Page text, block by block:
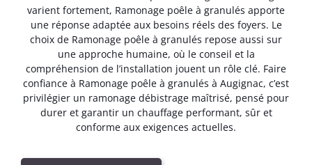
varient fortement, Ramonage poêle à granulés apporte
une réponse adaptée aux besoins réels des foyers. Le
choix de Ramonage poêle à granulés repose aussi sur
une approche humaine, où le conseil et la
compréhension de l’installation jouent un rôle clé. Faire
confiance à Ramonage poêle à granulés à Augignac, c’est
privilégier un ramonage débistrage maîtrisé, pensé pour
durer et garantir un chauffage performant, sûr et
conforme aux exigences actuelles.